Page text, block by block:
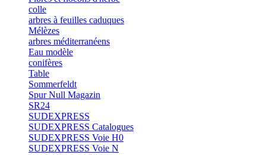
colle
arbres à feuilles caduques
Mélèzes
arbres méditerranéens
Eau modèle
conifères
Table
Sommerfeldt
Spur Null Magazin
SR24
SUDEXPRESS
SUDEXPRESS Catalogues
SUDEXPRESS Voie H0
SUDEXPRESS Voie N